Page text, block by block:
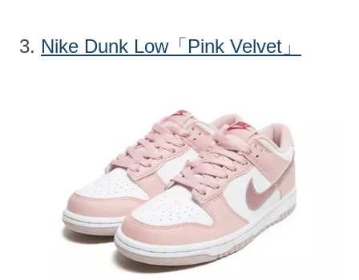
3. Nike Dunk Low「Pink Velvet」